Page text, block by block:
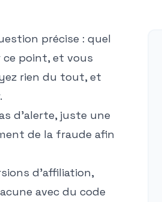
précise : quel
ce point, et vous
rien du tout, et
d'alerte, juste une
de la fraude afin
d'affiliation,
avec du code